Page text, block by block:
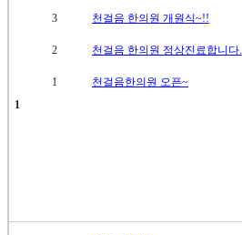
3 천걸음 한의원 개원식~!!
2 천걸음 한의원 정상진료합니다.
1
천걸음한의원 오픈~
1